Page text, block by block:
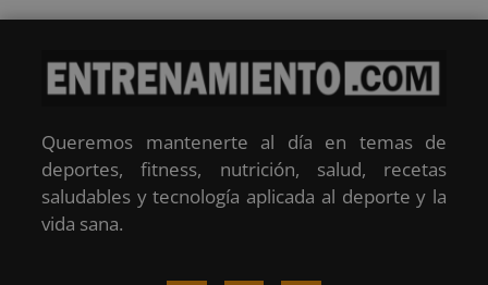
Queremos mantenerte al día en temas de
deportes, fitness, nutrición, salud, recetas
saludables y tecnología aplicada al deporte y la
vida sana.